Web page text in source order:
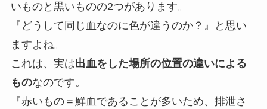
いものと黒いものの2つがあります。
『どうして同じ血なのに色が違うのか？』と思い
ますよね。
これは、実は出血をした場所の位置の違いによる
ものなのです。
『赤いもの＝鮮血であることが多いため、排泄さ